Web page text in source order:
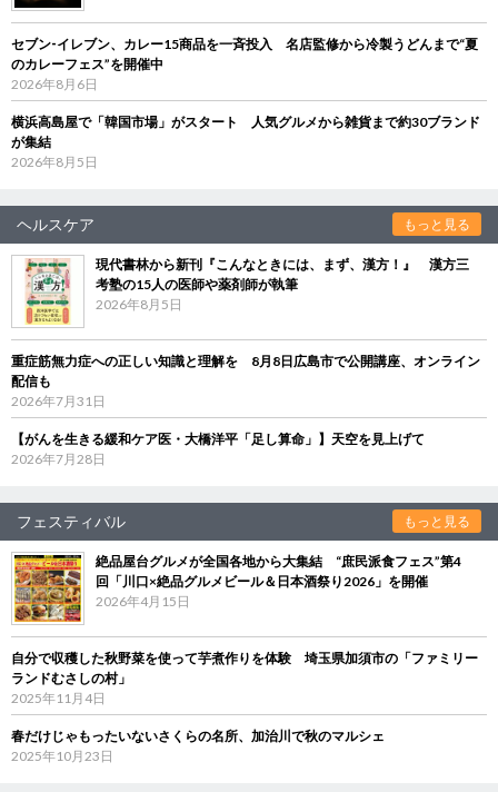
セブン‐イレブン、カレー15商品を一斉投入 名店監修から冷製うどんまで“夏
のカレーフェス”を開催中
2026年8月6日
横浜高島屋で「韓国市場」がスタート 人気グルメから雑貨まで約30ブランド
が集結
2026年8月5日
ヘルスケア もっと見る
現代書林から新刊『こんなときには、まず、漢方！』 漢方三
考塾の15人の医師や薬剤師が執筆
2026年8月5日
重症筋無力症への正しい知識と理解を 8月8日広島市で公開講座、オンライン
配信も
2026年7月31日
【がんを生きる緩和ケア医・大橋洋平「足し算命」】天空を見上げて
2026年7月28日
フェスティバル もっと見る
絶品屋台グルメが全国各地から大集結 “庶民派食フェス”第4
回「川口×絶品グルメビール＆日本酒祭り2026」を開催
2026年4月15日
自分で収穫した秋野菜を使って芋煮作りを体験 埼玉県加須市の「ファミリー
ランドむさしの村」
2025年11月4日
春だけじゃもったいないさくらの名所、加治川で秋のマルシェ
2025年10月23日